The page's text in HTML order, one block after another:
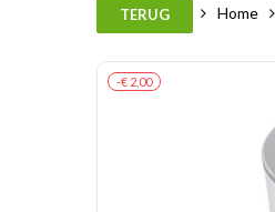
TERUG Home
-€ 2,00